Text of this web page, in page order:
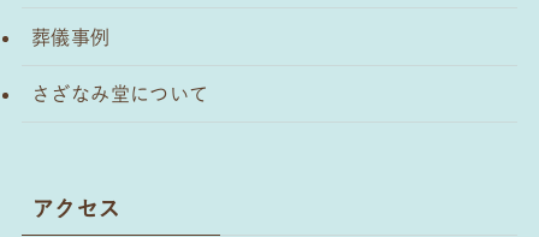
葬儀事例
さざなみ堂について
アクセス